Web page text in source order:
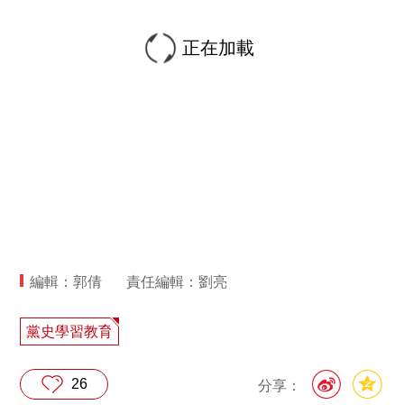
正在加載
編輯：郭倩 責任編輯：劉亮
黨史學習教育
分享：
26